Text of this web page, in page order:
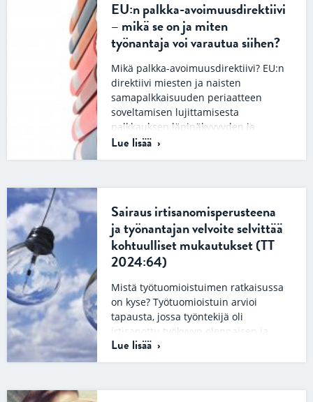
EU:n palkka-avoimuusdirektiivi
– mikä se on ja miten
työnantaja voi varautua siihen?
Mikä palkka-avoimuusdirektiivi? EU:n
direktiivi miesten ja naisten
samapalkkaisuuden periaatteen
soveltamisen lujittamisesta
palkkauksen läpinäkyvyyden ja
täytäntöönpanomekanismien avulla,
Lue lisää
Sairaus irtisanomisperusteena
ja työnantajan velvoite selvittää
kohtuulliset mukautukset (TT
2024:64)
Mistä työtuomioistuimen ratkaisussa
on kyse? Työtuomioistuin arvioi
tapausta, jossa työntekijä oli
irtisanottu työkyvyn olennaisen ja
pitkäaikaisen vähentymisen
perusteella. Työntekijä oli…
Lue lisää